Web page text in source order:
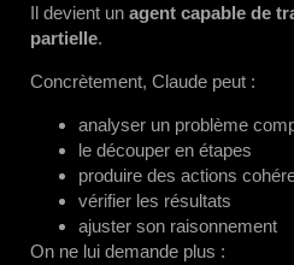
Il devient un agent capable de
partielle.
Concrètement, Claude peut :
analyser un problème
le découper en étapes
produire des actions
vérifier les résultats
ajuster son raisonnement
On ne lui demande plus :